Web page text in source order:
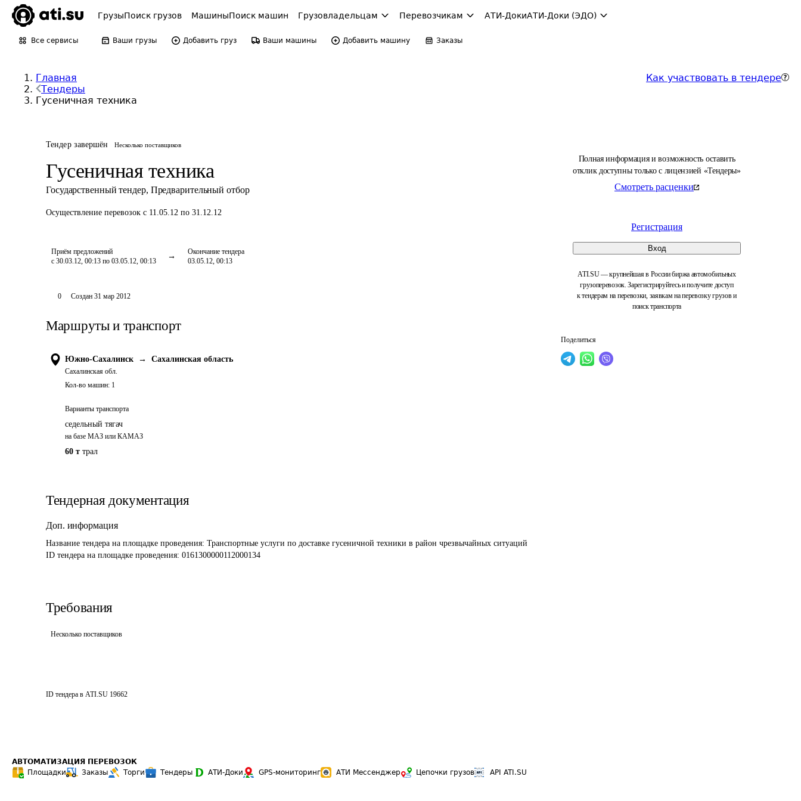
ГрузыПоиск грузов МашиныПоиск машин Грузовладельцам Перевозчикам АТИ-ДокиАТИ-Доки (ЭДО)
Все сервисы Ваши грузы Добавить груз Ваши машины Добавить машину Заказы
Главная
Тендеры
Гусеничная техника
Как участвовать в тендере
Тендер завершён Несколько поставщиков
Гусеничная техника
Государственный тендер, Предварительный отбор
Осуществление перевозок с 11.05.12 по 31.12.12
Приём предложений
с 30.03.12, 00:13 по 03.05.12, 00:13
Окончание тендера
03.05.12, 00:13
Полная информация и возможность оставить
отклик доступны только с лицензией «Тендеры»
Смотреть расценки
Регистрация
Вход
ATI.SU — крупнейшая в России биржа автомобильных
грузоперевозок. Зарегистрируйтесь и получите доступ
к тендерам на перевозки, заявкам на перевозку грузов и
поиск транспорта
Поделиться
0 Создан 31 мар 2012
Маршруты и транспорт
Южно-Сахалинск →
Сахалинская обл.
Сахалинская область
Кол-во машин: 1
Варианты транспорта
седельный тягач
на базе МАЗ или КАМАЗ
60 т трал
Тендерная документация
Доп. информация
Название тендера на площадке проведения: Транспортные услуги по доставке гусеничной техники в район чрезвычайных ситуаций
ID тендера на площадке проведения: 0161300000112000134
Требования
Несколько поставщиков
ID тендера в ATI.SU 19662
АВТОМАТИЗАЦИЯ ПЕРЕВОЗОК
Площадки
Заказы Торги Тендеры АТИ-Доки GPS-мониторинг АТИ Мессенджер Цепочки грузов API ATI.SU